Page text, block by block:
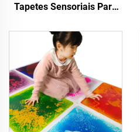
Tapetes Sensoriais Para
Montessori Para Nenos
Alivio da Ansiedade
Teselas Sensoriais
Líquidas